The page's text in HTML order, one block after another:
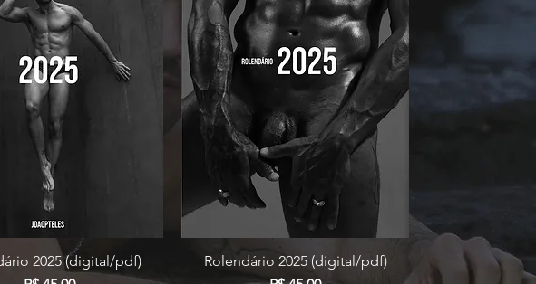
rápida
2025 (digital/pdf)
Visualização rápida
Rolendário 2025 (digital/pdf)